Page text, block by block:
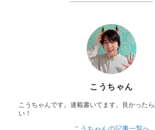
こうちゃん
こうちゃんです。連載書いてます。良かった
い！